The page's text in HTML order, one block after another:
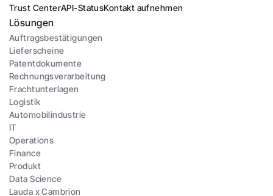
Trust CenterAPI-StatusKontakt aufnehmen
Lösungen
Auftragsbestätigungen
Lieferscheine
Patentdokumente
Rechnungsverarbeitung
Frachtunterlagen
Logistik
Automobilindustrie
IT
Operations
Finance
Produkt
Data Science
Lauda x Cambrion